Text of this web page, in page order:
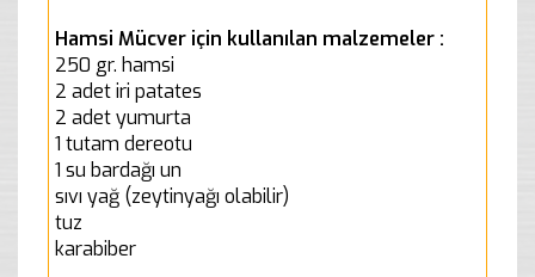
Hamsi Mücver için kullanılan malzemeler :
250 gr. hamsi
2 adet iri patates
2 adet yumurta
1 tutam dereotu
1 su bardağı un
sıvı yağ (zeytinyağı olabilir)
tuz
karabiber